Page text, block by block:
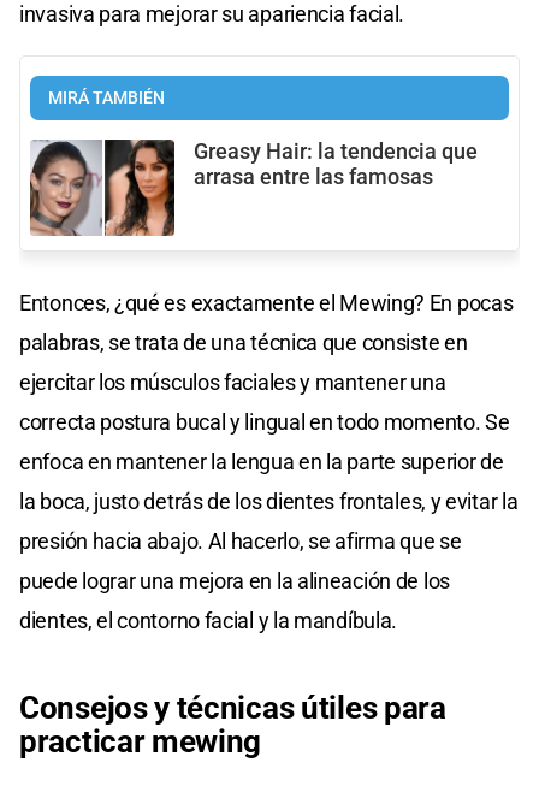
invasiva para mejorar su apariencia facial.
MIRÁ TAMBIÉN
Greasy Hair: la tendencia que
arrasa entre las famosas
Entonces, ¿qué es exactamente el Mewing? En pocas
palabras, se trata de una técnica que consiste en
ejercitar los músculos faciales y mantener una
correcta postura bucal y lingual en todo momento. Se
enfoca en mantener la lengua en la parte superior de
la boca, justo detrás de los dientes frontales, y evitar la
presión hacia abajo. Al hacerlo, se afirma que se
puede lograr una mejora en la alineación de los
dientes, el contorno facial y la mandíbula.
Consejos y técnicas útiles para
practicar mewing